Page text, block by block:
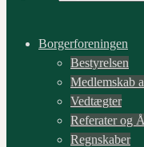
Borgerforeningen
Bestyrelsen
Medlemskab
Vedtægter
Referater og
Regnskaber